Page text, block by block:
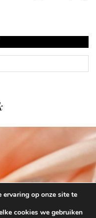
vergeten …
ervaring op onze site te
cookies we gebruiken